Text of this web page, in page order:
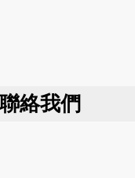
聯絡我們